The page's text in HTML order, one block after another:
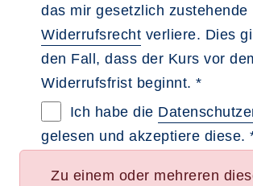
das mir gesetzlich zustehende
Widerrufsrecht verliere. Dies
den Fall, dass der Kurs vor
Widerrufsfrist beginnt. *
Datenschutzerklärung im
Ich habe die
gelesen und akzeptiere diese.
Zu einem oder mehreren